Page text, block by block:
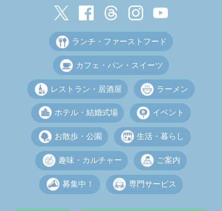
ランチ・ファーストフード
カフェ・パン・スイーツ
レストラン・居酒屋 ラーメン
ホテル・結婚式場 イベント
お散歩・公園 生活・暮らし
趣味・カルチャー ご案内
募集中！ 専門サービス